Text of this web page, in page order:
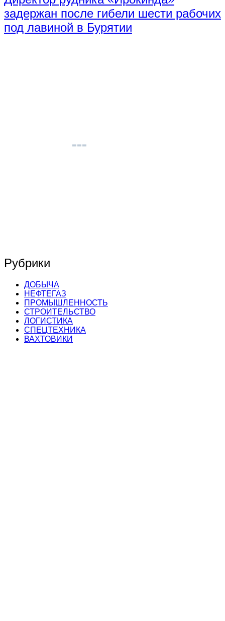
задержан после гибели шести рабочих
под лавиной в Бурятии
Рубрики
ДОБЫЧА
НЕФТЕГАЗ
ПРОМЫШЛЕННОСТЬ
СТРОИТЕЛЬСТВО
ЛОГИСТИКА
СПЕЦТЕХНИКА
ВАХТОВИКИ